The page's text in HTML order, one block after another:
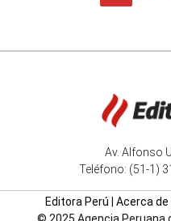
Av. Alfonso
Teléfono: (51-1)
Editora Perú Acerca de